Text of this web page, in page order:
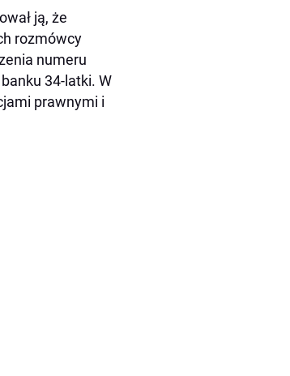
ją, że
rozmówcy
numeru
34-latki. W
prawnymi i